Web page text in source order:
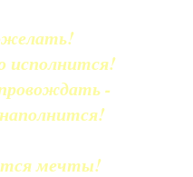
исполнится!
-
мечты!